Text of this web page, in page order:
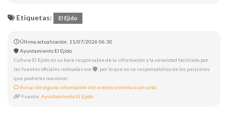
Etiquetas: El Ejido
Última actualización: 11/07/2026 06:30
Ayuntamiento El Ejido
Cultura El Ejido no se hace responsable de la información y la veracidad facilitada por
las fuentes oficiales indicadas con
, por lo que no se responsabiliza de los perjuicios
que pudieran ocasionar.
Avisar de alguna información del evento errónea o consulta.
Fuente: Ayuntamiento El Ejido